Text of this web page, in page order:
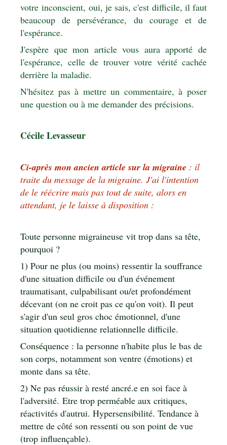
votre inconscient, oui, je sais, c'est difficile, il faut
beaucoup de persévérance, du courage et de
l'espérance.
J'espère que mon article vous aura apporté de
l'espérance, celle de trouver votre vérité cachée
derrière la maladie.
N'hésitez pas à mettre un commentaire, à poser
une question ou à me demander des précisions.
Cécile Levasseur
Ci-après mon ancien article sur la migraine : il
traite du message de la migraine. J'ai l'intention
de le réécrire mais pas tout de suite, alors en
attendant, je le laisse à disposition :
Toute personne migraineuse vit trop dans sa tête,
pourquoi ?
1) Pour ne plus (ou moins) ressentir la souffrance
d'une situation difficile ou d'un événement
traumatisant, culpabilisant ou/et profondément
décevant (on ne croit pas ce qu'on voit). Il peut
s'agir d'un seul gros choc émotionnel, d'une
situation quotidienne relationnelle difficile.
Conséquence : la personne n'habite plus le bas de
son corps, notamment son ventre (émotions) et
monte dans sa tête.
2) Ne pas réussir à resté ancré.e en soi face à
l'adversité. Etre trop perméable aux critiques,
réactivités d'autrui. Hypersensibilité. Tendance à
mettre de côté son ressenti ou son point de vue
(trop influençable).